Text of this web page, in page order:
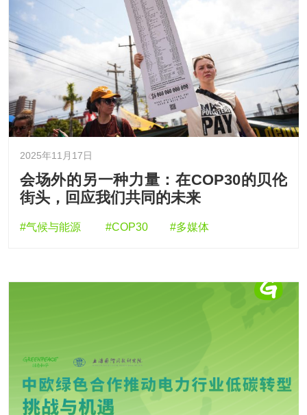
2025年11月17日
会场外的另一种力量：在COP30的贝伦
街头，回应我们共同的未来
#气候与能源 #COP30 #多媒体